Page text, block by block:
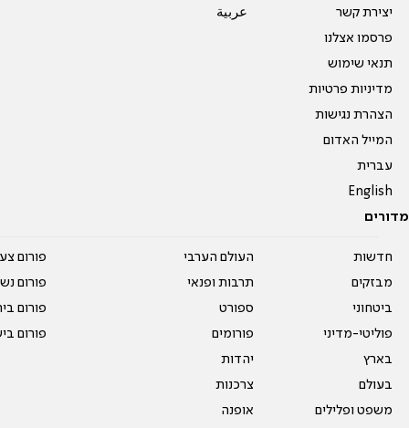
יצירת קשר
פרסמו אצלנו
תנאי שימוש
מדיניות פרטיות
הצהרת נגישות
המייל האדום
עברית
English
عربية
מדורים
חדשות
מבזקים
ביטחוני
פוליטי-מדיני
בארץ
בעולם
משפט ופלילים
העולם הערבי
תרבות ופנאי
ספורט
פורומים
יהדות
צרכנות
אופנה
פורום
פורום
פורום
פורום